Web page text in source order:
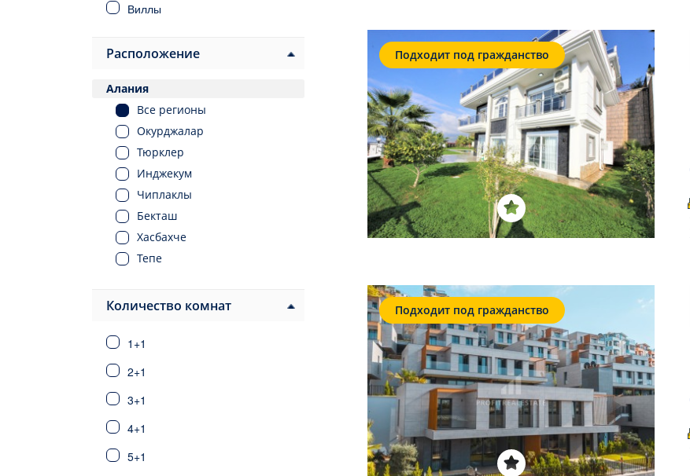
Виллы
Под ВНЖ
Расположение
Алания
Все регионы
Окурджалар
Тюрклер
Инджекум
Чиплаклы
Бекташ
Хасбахче
Тепе
Авсаллар
Алания центр
Джикджилли
Кестель
Количество комнат
1+1
2+1
3+1
4+1
5+1
Подходит под гражданство
Подходит под гражданство